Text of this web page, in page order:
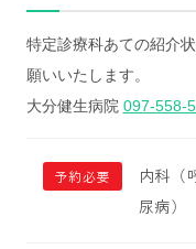
特定診療科あての紹介
願いいたします。
大分健生病院 097-558-
予約必要
内科（
尿病）